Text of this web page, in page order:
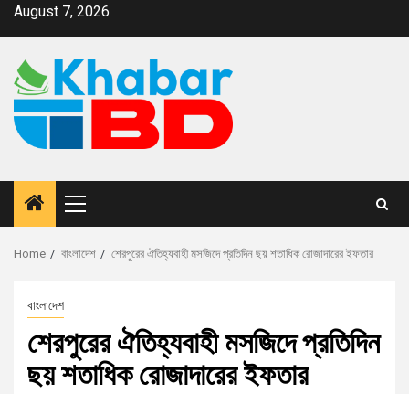
August 7, 2026
Home বাংলাদেশ শেরপুরের ঐতিহ্যবাহী মসজিদে প্রতিদিন ছয় শতাধিক রোজাদারের ইফতার
বাংলাদেশ
শেরপুরের ঐতিহ্যবাহী মসজিদে প্রতিদিন
ছয় শতাধিক রোজাদারের ইফতার